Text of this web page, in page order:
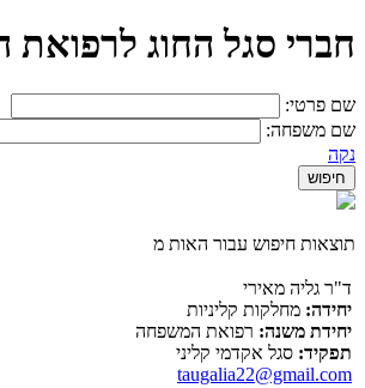
חברי סגל החוג
שם פרטי:
שם משפחה:
נקה
תוצאות חיפוש עבור האות מ
ד"ר גליה מאירי
יחידה: מחלקות קליניות
יחידת משנה: רפואת המשפחה
תפקיד: סגל אקדמי קליני
taugalia22@gmail.com